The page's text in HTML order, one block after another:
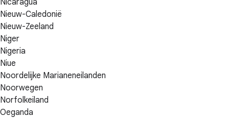
Nieuw-Caledonië
Nieuw-Zeeland
Niger
Nigeria
Niue
Noordelijke Marianeneilanden
Noorwegen
Norfolkeiland
Oeganda